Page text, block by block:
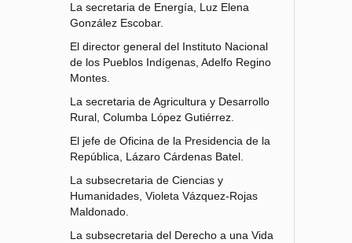
La secretaria de Energía, Luz Elena
González Escobar.
El director general del Instituto Nacional
de los Pueblos Indígenas, Adelfo Regino
Montes.
La secretaria de Agricultura y Desarrollo
Rural, Columba López Gutiérrez.
El jefe de Oficina de la Presidencia de la
República, Lázaro Cárdenas Batel.
La subsecretaria de Ciencias y
Humanidades, Violeta Vázquez-Rojas
Maldonado.
La subsecretaria del Derecho a una Vida